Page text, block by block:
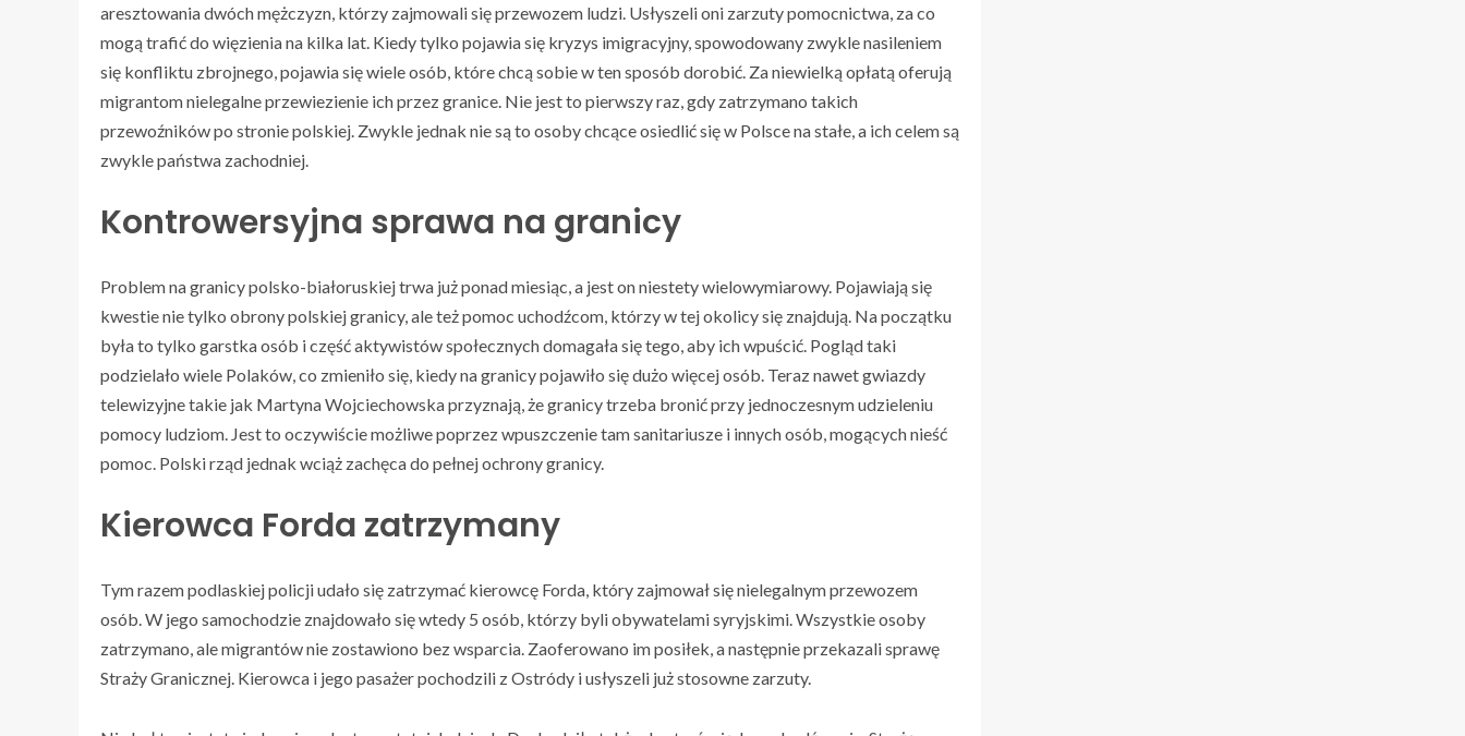
aresztowania dwóch mężczyzn, którzy zajmowali się przewozem ludzi. Usłyszeli oni zarzuty pomocnictwa, za co
mogą trafić do więzienia na kilka lat. Kiedy tylko pojawia się kryzys imigracyjny, spowodowany zwykle nasileniem
się konfliktu zbrojnego, pojawia się wiele osób, które chcą sobie w ten sposób dorobić. Za niewielką opłatą oferują
migrantom nielegalne przewiezienie ich przez granice. Nie jest to pierwszy raz, gdy zatrzymano takich
przewoźników po stronie polskiej. Zwykle jednak nie są to osoby chcące osiedlić się w Polsce na stałe, a ich celem są
zwykle państwa zachodniej.
Kontrowersyjna sprawa na granicy
Problem na granicy polsko-białoruskiej trwa już ponad miesiąc, a jest on niestety wielowymiarowy. Pojawiają się
kwestie nie tylko obrony polskiej granicy, ale też pomoc uchodźcom, którzy w tej okolicy się znajdują. Na początku
była to tylko garstka osób i część aktywistów społecznych domagała się tego, aby ich wpuścić. Pogląd taki
podzielało wiele Polaków, co zmieniło się, kiedy na granicy pojawiło się dużo więcej osób. Teraz nawet gwiazdy
telewizyjne takie jak Martyna Wojciechowska przyznają, że granicy trzeba bronić przy jednoczesnym udzieleniu
pomocy ludziom. Jest to oczywiście możliwe poprzez wpuszczenie tam sanitariusze i innych osób, mogących nieść
pomoc. Polski rząd jednak wciąż zachęca do pełnej ochrony granicy.
Kierowca Forda zatrzymany
Tym razem podlaskiej policji udało się zatrzymać kierowcę Forda, który zajmował się nielegalnym przewozem
osób. W jego samochodzie znajdowało się wtedy 5 osób, którzy byli obywatelami syryjskimi. Wszystkie osoby
zatrzymano, ale migrantów nie zostawiono bez wsparcia. Zaoferowano im posiłek, a następnie przekazali sprawę
Straży Granicznej. Kierowca i jego pasażer pochodzili z Ostródy i usłyszeli już stosowne zarzuty.